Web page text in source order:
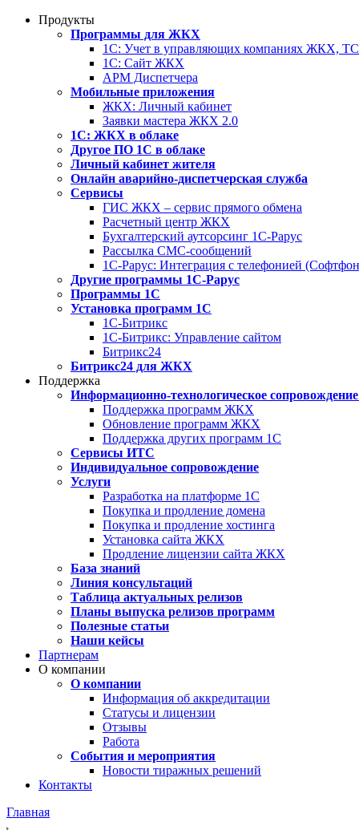
Продукты
Программы для ЖКХ
1С: Учет в управляющих компаниях ЖКХ,
1С: Сайт ЖКХ
АРМ Диспетчера
Мобильные приложения
ЖКХ: Личный кабинет
Заявки мастера ЖКХ 2.0
1С: ЖКХ в облаке
Другое ПО 1С в облаке
Личный кабинет жителя
Онлайн аварийно-диспетчерская служба
Сервисы
ГИС ЖКХ – сервис прямого обмена
Расчетный центр ЖКХ
Бухгалтерский аутсорсинг 1С-Рарус
Рассылка СМС-сообщений
1С-Рарус: Интеграция с телефонией
Другие программы 1С-Рарус
Программы 1С
Установка программ 1С
1С-Битрикс
1С-Битрикс: Управление сайтом
Битрикс24
Битрикс24 для ЖКХ
Поддержка
Информационно-технологическое
Поддержка программ ЖКХ
Обновление программ ЖКХ
Поддержка других программ 1С
Сервисы ИТС
Индивидуальное сопровождение
Услуги
Разработка на платформе 1С
Покупка и продление домена
Покупка и продление хостинга
Установка сайта ЖКХ
Продление лицензии сайта ЖКХ
База знаний
Линия консультаций
Таблица актуальных релизов
Планы выпуска релизов программ
Полезные статьи
Наши кейсы
Партнерам
О компании
О компании
Информация об аккредитации
Статусы и лицензии
Отзывы
Работа
События и мероприятия
Новости тиражных решений
Контакты
Главная